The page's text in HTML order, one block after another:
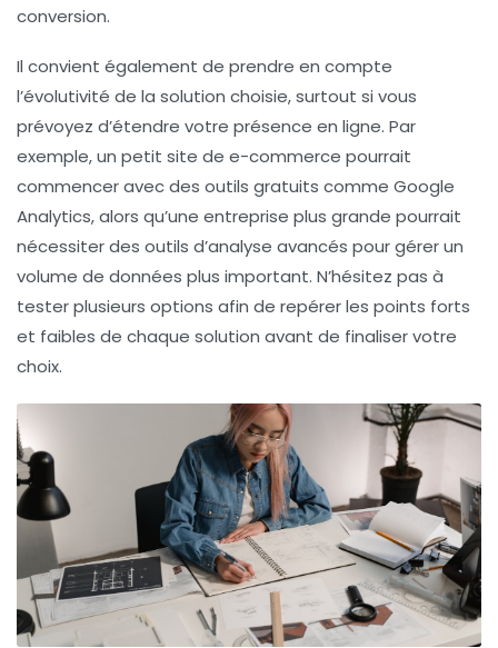
conversion.
Il convient également de prendre en compte
l’évolutivité de la solution choisie, surtout si vous
prévoyez d’étendre votre présence en ligne. Par
exemple, un petit site de e-commerce pourrait
commencer avec des outils gratuits comme Google
Analytics, alors qu’une entreprise plus grande pourrait
nécessiter des outils d’analyse avancés pour gérer un
volume de données plus important. N’hésitez pas à
tester plusieurs options afin de repérer les points forts
et faibles de chaque solution avant de finaliser votre
choix.